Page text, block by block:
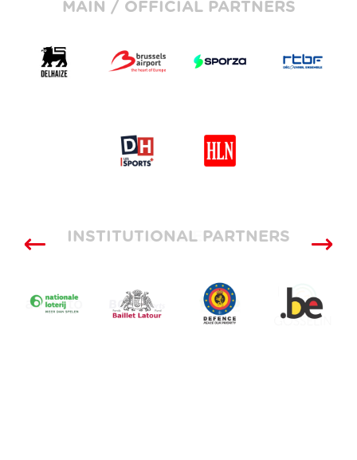
MAIN / OFFICIAL PARTNERS
SUPPLIERS
INSTITUTIONAL PARTNERS